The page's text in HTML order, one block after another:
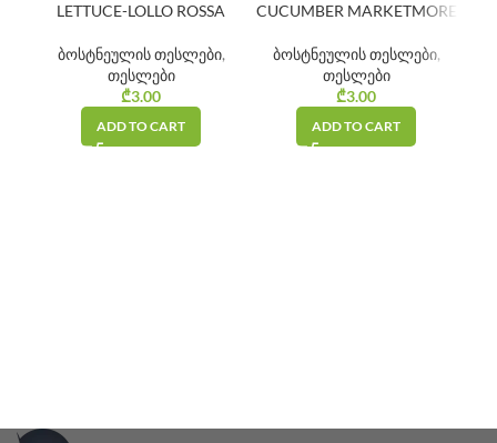
LETTUCE-LOLLO ROSSA
ბოსტნეულის თესლები,
თესლები
₾3.00
ADD TO CART
CUCUMBER MARKETMORE
ბოსტნეულის თესლები,
თესლები
₾3.00
ADD TO CART